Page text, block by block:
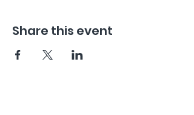
Share this event